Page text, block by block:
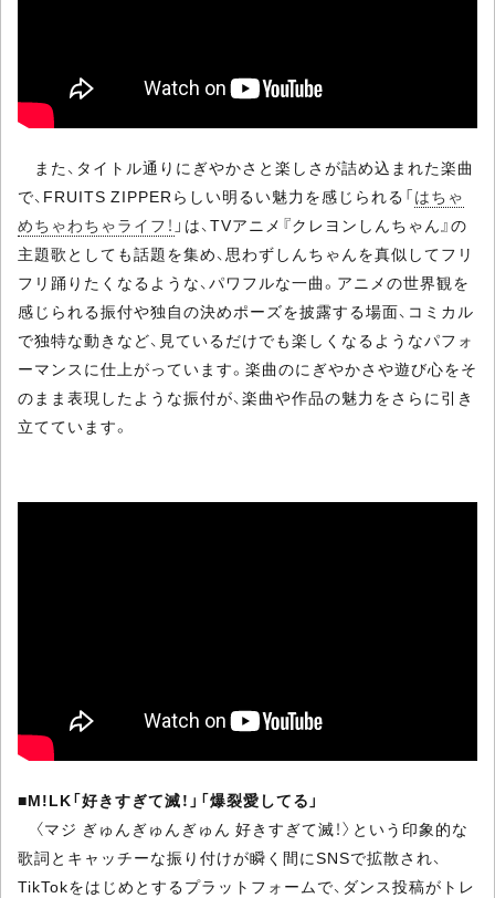
また、タイトル通りにぎやかさと楽しさが詰め込まれた楽曲
で、FRUITS ZIPPERらしい明るい魅力を感じられる「はちゃ
めちゃわちゃライフ！ 」は、TVアニメ『クレヨンしんちゃん』の
主題歌としても話題を集め、思わずしんちゃんを真似してフリ
フリ踊りたくなるような、パワフルな一曲。アニメの世界観を
感じられる振付や独自の決めポーズを披露する場面、コミカル
で独特な動きなど、見ているだけでも楽しくなるようなパフォ
ーマンスに仕上がっています。楽曲のにぎやかさや遊び心をそ
のまま表現したような振付が、楽曲や作品の魅力をさらに引き
立てています。
■M!LK「好きすぎて滅！」「爆裂愛してる」
〈マジ ぎゅんぎゅんぎゅん 好きすぎて滅！〉という印象的な
歌詞とキャッチーな振り付けが瞬く間にSNSで拡散され、
TikTokをはじめとするプラットフォームで、ダンス投稿がトレ